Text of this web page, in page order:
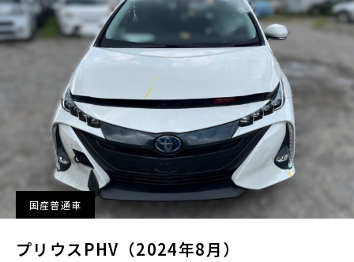
国産普通車
プリウスPHV（2024年8月）